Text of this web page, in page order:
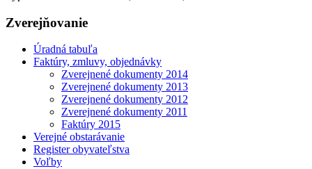
Zverejňovanie
Úradná tabuľa
Faktúry, zmluvy, objednávky
Zverejnené dokumenty 2014
Zverejnené dokumenty 2013
Zverejnené dokumenty 2012
Zverejnené dokumenty 2011
Faktúry 2015
Verejné obstarávanie
Register obyvateľstva
Voľby